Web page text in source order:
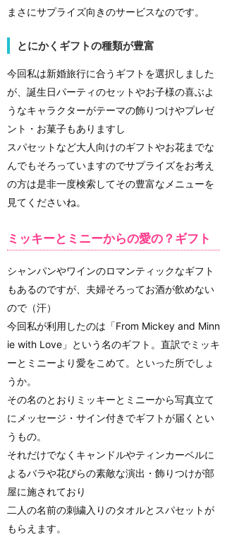
まさにサプライズ向きのサービスなのです。
とにかくギフトの種類が豊富
今回私は新婚旅行に合うギフトを選択しました
が、誕生日パーティのセットやお子様の喜ぶよ
うなキャラクターがテーマの飾りつけやプレゼ
ント・お菓子もありますし
スパセットなど大人向けのギフトやお花までな
んでもそろっていますのでサプライズをお考え
の方は是非一度検索してその豊富なメニューを
見てくださいね。
ミッキーとミニーからの愛の？ギフト
シャンパンやワインのロマンティックなギフト
もあるのですが、夫婦そろってお酒が飲めない
ので（汗）
今回私が利用したのは「From Mickey and Minn
ie with Love」という名のギフト。直訳でミッキ
ーとミニーより愛をこめて。といった所でしょ
うか。
その名のとおりミッキーとミニーから写真立て
にメッセージ・サイン付きでギフトが届くとい
うもの。
それだけでなくキャンドルやティンカーベルに
よるバラや花びらの素敵な演出・飾りつけが部
屋に施されており
二人の名前の刺繍入りのタオルとスパセットが
もらえます。